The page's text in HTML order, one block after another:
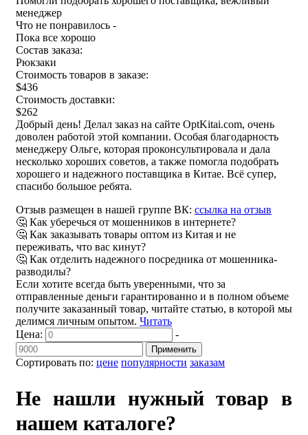
менеджер
Что не понравилось -
Пока все хорошо
Состав заказа:
Рюкзаки
Стоимость товаров в заказе:
$436
Стоимость доставки:
$262
Добрый день! Делал заказ на сайте OptKitai.com, очень
доволен работой этой компании. Особая благодарность
менеджеру Ольге, которая проконсультировала и дала
несколько хороших советов, а также помогла подобрать
хорошего и надежного поставщика в Китае. Всё супер,
спасибо большое ребята.
Отзыв размещен в нашей группе ВК: ссылка на отзыв
🤔 Как уберечься от мошенников в интернете?
🤔 Как заказывать товары оптом из Китая и не
переживать, что вас кинут?
🤔 Как отделить надежного посредника от мошенника-
разводилы?
Если хотите всегда быть уверенными, что за
отправленные деньги гарантированно и в полном объеме
получите заказанный товар, читайте статью, в которой мы
делимся личным опытом. Читать
Сортировать по: цене популярности заказам
Цена: -
Применить
Не нашли нужный товар в
нашем каталоге?